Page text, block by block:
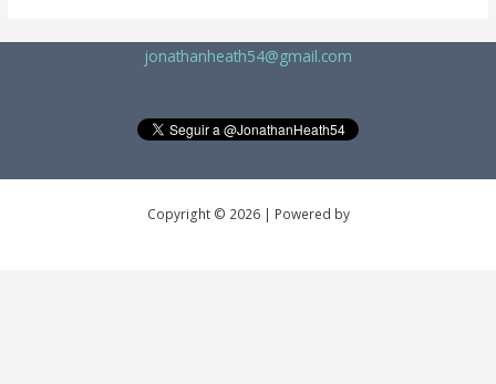
jonathanheath54@gmail.com
Copyright © 2026 | Powered by